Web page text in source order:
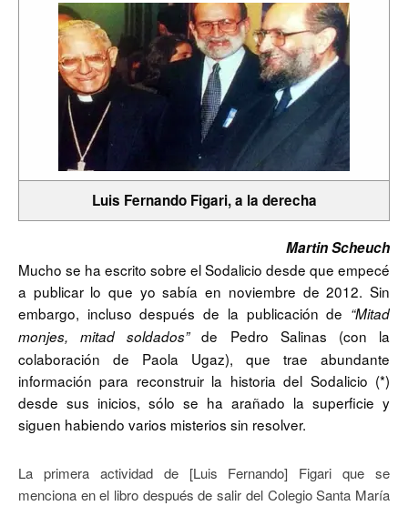
Luis Fernando Figari, a la derecha
Martin Scheuch
Mucho se ha escrito sobre el Sodalicio desde que empecé
a publicar lo que yo sabía en noviembre de 2012. Sin
embargo, incluso después de la publicación de “Mitad
monjes, mitad soldados”de Pedro Salinas (con la
colaboración de Paola Ugaz), que trae abundante
información para reconstruir la historia del Sodalicio (*)
desde sus inicios, sólo se ha arañado la superficie y
siguen habiendo varios misterios sin resolver.
La primera actividad de [Luis Fernando] Figari que se
menciona en el libro después de salir del Colegio Santa María